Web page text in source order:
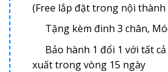
(Free lắp đặt trong nội thành
Tặng kèm đinh 3 chân,
Bảo hành 1 đổi 1 với tất
xuất trong vòng 15 ngày